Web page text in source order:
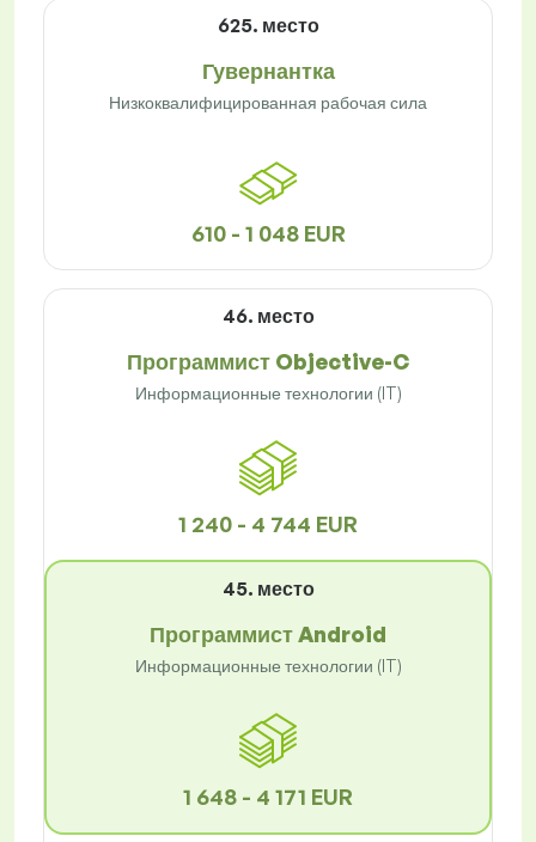
625. место
Гувернантка
Низкоквалифицированная рабочая сила
610 - 1 048 EUR
46. место
Программист Objective-C
Информационные технологии (IT)
1 240 - 4 744 EUR
45. место
Программист Android
Информационные технологии (IT)
1 648 - 4 171 EUR